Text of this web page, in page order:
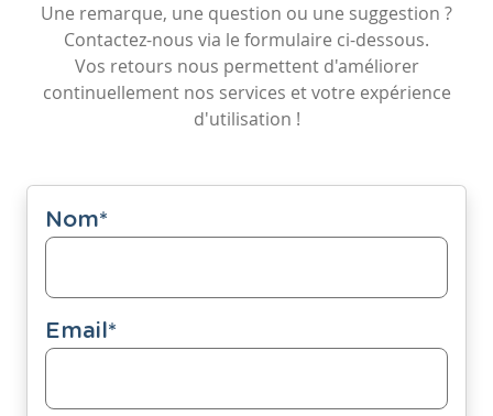
Une remarque, une question ou une suggestion ?
Contactez-nous via le formulaire ci-dessous.
Vos retours nous permettent d'améliorer
continuellement nos services et votre expérience
d'utilisation !
Nom*
Email*